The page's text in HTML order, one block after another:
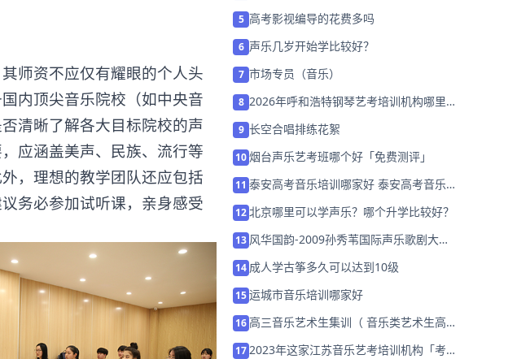
师资不应仅有耀眼的个人头
内顶尖音乐院校（如中央音
清晰了解各大目标院校的声
应涵盖美声、民族、流行等
，理想的教学团队还应包括
务必参加试听课，亲身感受
5 高考影视编导的花费多吗
6 声乐几岁开始学比较好？
7 市场专员（音乐）
8 2026年呼和浩特钢琴艺考培训机构哪里好
9 长空合唱排练花絮
10烟台声乐艺考班哪个好「免费测评」
11 泰安高考音乐培训哪家好 泰安高考音乐培
12北京哪里可以学声乐？哪个升学比较好？
13 风华国韵-2009孙秀苇国际声乐歌剧大师
14 成人学古筝多久可以达到10级
15运城市音乐培训哪家好
16高三音乐艺术生集训（ 音乐类艺术生高三
172023年这家江苏音乐艺考培训机构「考前